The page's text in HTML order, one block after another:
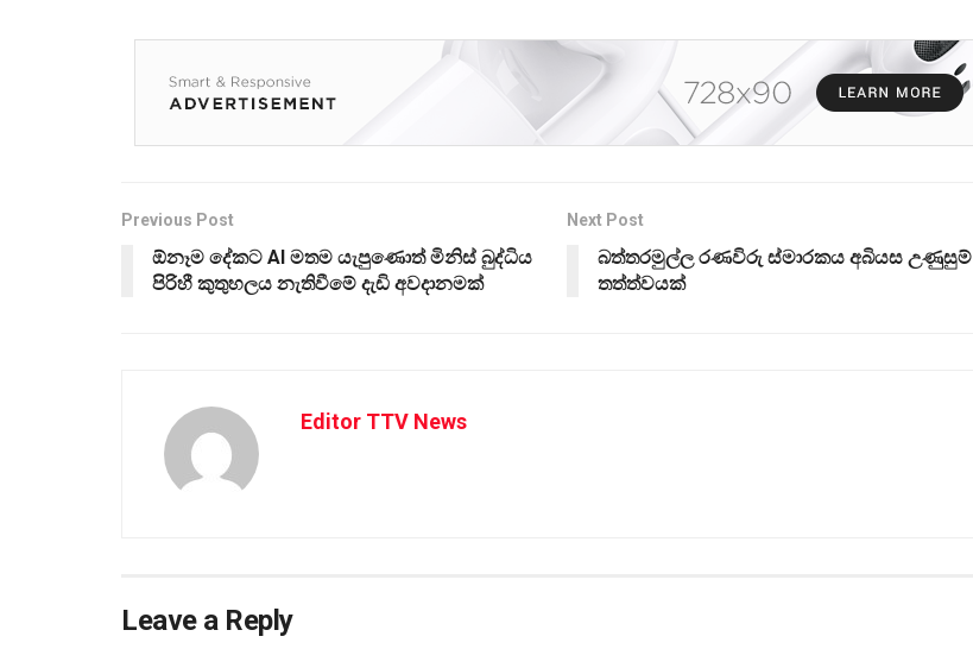
Previous Post
ඕනෑම දේකට AI මතම යැපුණොත් මිනිස් බුද්ධිය
පිරිහී කුතුහලය නැතිවීමේ දැඩි අවදානමක්
Next Post
බත්තරමුල්ල රණවිරු ස්මාරකය අබියස උණුසුම්
තත්ත්වයක්
Editor TTV News
Leave a Reply